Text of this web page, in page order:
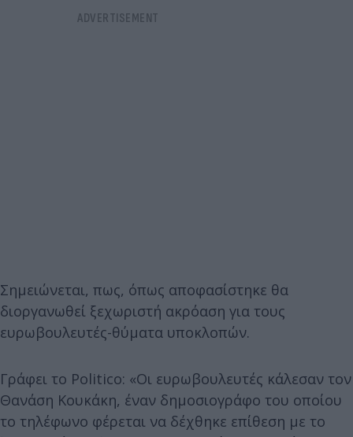
Σημειώνεται, πως, όπως αποφασίστηκε θα
διοργανωθεί ξεχωριστή ακρόαση για τους
ευρωβουλευτές-θύματα υποκλοπών.
Γράφει το Politico: «Οι ευρωβουλευτές κάλεσαν τον
Θανάση Κουκάκη, έναν δημοσιογράφο του οποίου
το τηλέφωνο φέρεται να δέχθηκε επίθεση με το